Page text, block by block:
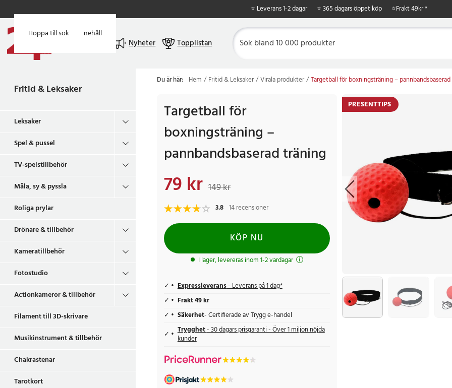
Hoppa till huvudinnehåll
Hoppa till sök
⭐ Leverans 1-2 dagar ⭐ 365 dagars öppet köp ⭐Frakt 49kr *
Nyheter Topplistan
Fritid & Leksaker
Leksaker
Spel & pussel
TV-spelstillbehör
Måla, sy & pyssla
Roliga prylar
Drönare & tillbehör
Kameratillbehör
Fotostudio
Actionkameror & tillbehör
Filament till 3D-skrivare
Musikinstrument & tillbehör
Chakrastenar
Tarotkort
Du är här: Hem Fritid & Leksaker Virala produkter Targetball för boxningsträning –
PRESENTTIPS
Targetball för
boxningsträning –
pannbandsbaserad träning
Nuvarande pris
79 kr 149 kr
3.8 14 recensioner
KÖP NU
I lager, levereras inom 1-2 vardagar
Expressleverans- Leverans på 1 dag*
Frakt 49 kr
Säkerhet- Certifierade av Trygg e-handel
Trygghet- 30 dagars prisgaranti - Över 1 miljon nöjda
kunder